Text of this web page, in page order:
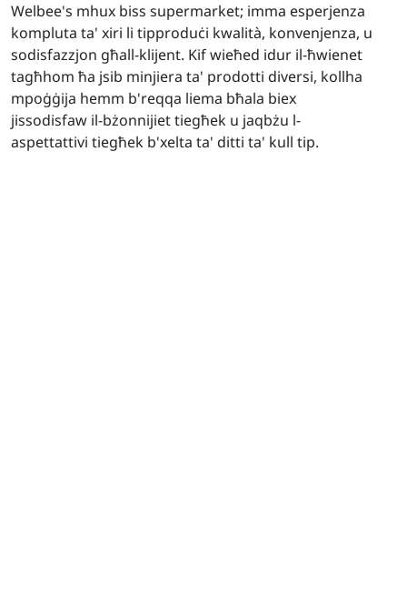
Welbee's mhux biss supermarket; imma esperjenza
kompluta ta' xiri li tipproduċi kwalità, konvenjenza, u
sodisfazzjon għall-klijent. Kif wieħed idur il-ħwienet
tagħhom ħa jsib minjiera ta' prodotti diversi, kollha
mpoġġija hemm b'reqqa liema bħala biex
jissodisfaw il-bżonnijiet tiegħek u jaqbżu l-
aspettattivi tiegħek b'xelta ta' ditti ta' kull tip.